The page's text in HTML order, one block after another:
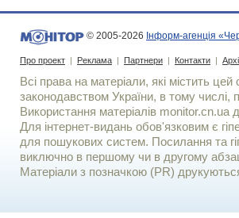
© 2005-2026 Інформ-агенція
Про проект | Реклама | Партнери | Контакти |
Всі права на матеріали, які містить цей
законодавством України, в тому числі,
Використання матерiалiв monitor.cn.ua
Для iнтернет-видань обов'язковим є
для пошукових систем. Посилання та
виключно в першому чи в другому
Матеріали з позначкою (PR)